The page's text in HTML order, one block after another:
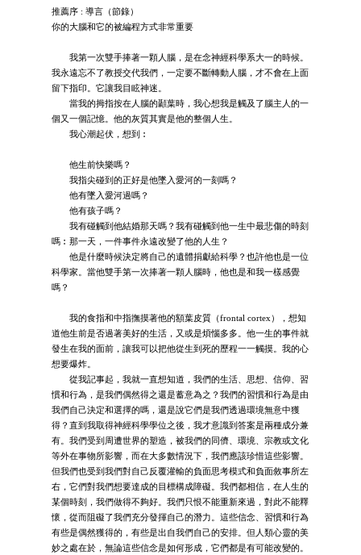
推薦序 : 導言（節錄）
你的大腦和它的被編程方式非常重要
我第一次雙手捧著一顆人腦，是在念神經科學系大一的時候。
我永遠忘不了教授交代我們，一定要不斷轉動人腦，才不會在上面
留下指印。它讓我目眩神迷。
當我的拇指按在人腦的顳葉時，我心想我是觸及了腦主人的一
個又一個記憶。他的灰質其實是他的整個人生。
我心潮起伏，想到︰
他生前快樂嗎？
我指尖碰到的正好是他墜入愛河的一刻嗎？
他有墜入愛河過嗎？
他有孩子嗎？
我有碰觸到他結婚那天嗎？我有碰觸到他一生中最悲傷的時刻
嗎︰那一天，一件事件永遠改變了他的人生？
他是什麼時候決定將自己的遺體捐獻給科學？也許他也是一位
科學家。當他雙手第一次捧著一顆人腦時，他也是和我一樣感覺
嗎？
我的食指和中指撫摸著他的額葉皮質（frontal cortex），想知
道他生前是否過著美好的生活，又或是煩惱多多。他一生的事件就
發生在我的面前，讓我可以把他從生到死的歷程一一觸摸。我的心
想要爆炸。
從我記事起，我就一直想知道，我們的生活、思想、信仰、習
慣和行為，是我們偶然得之還是蓄意為之？我們的習慣和行為是由
我們自己決定和選擇的嗎，還是說它們是我們透過環境無意中獲
得？直到我取得神經科學學位之後，我才意識到答案是兩種成分兼
有。我們受到周遭世界的塑造，被我們的同儕、環境、宗教或文化
等外在事物所影響，而在大多數情況下，我們應該珍惜這些影響。
但我們也受到我們對自己反覆灌輸的負面思考模式和負面敘事所左
右，它們對我們想要達成的目標構成障礙。我們都相信，在人生的
某個時刻，我們做得不夠好。我們只恨不能重新來過，對此不能釋
懷，從而阻礙了我們充分發揮自己的潛力。這些信念、習慣和行為
有些是偶然獲得的，有些是出自我們自己的安排。但人類心靈的美
妙之處在於，無論這些信念是如何形成，它們都是有可能改變的。